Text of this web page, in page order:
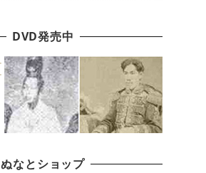
DVD発売中
ぬなとショップ